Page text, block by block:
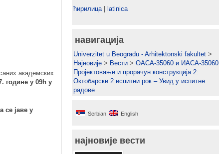
академских
године у 09h у
се јаве у
ћирилица| latinica
навигација
Univerzitet u Beogradu - Arhitektonski fakultet >
Најновије > Вести > ОАСА-35060 и ИАСА-35060
Пројектовање и прорачун конструкција 2:
Октобарски 2 испитни рок – Увид у испитне
радове
Serbian English
најновије вести